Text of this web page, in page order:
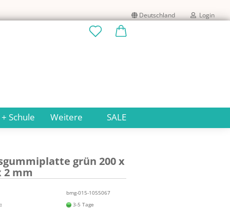
Deutschland Login
Konto erstellen
Passwort vergessen?
Schule SALE
Weitere
grün 200 x
2 mm
bmg-015-1055067
3-5 Tage